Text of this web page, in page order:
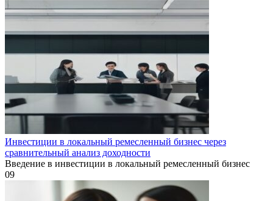
Инвестиции в локальный ремесленный бизнес через
сравнительный анализ доходности
Введение в инвестиции в локальный ремесленный бизнес
09